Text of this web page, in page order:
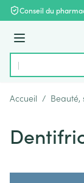
Aller au contenu
Conseil du
Menu
Rechercher
Accueil / Beauté,